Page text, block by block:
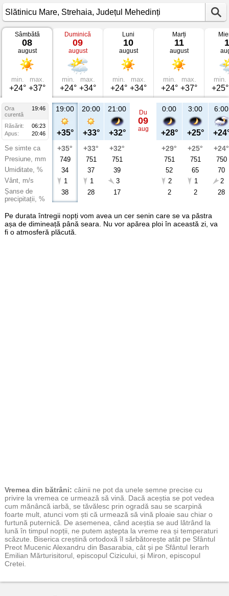
Vremea
Slătinicu
Mare
Strehaia,
Județul
Mehedinți
Sâmbătă
08
august
min.
+24°
max.
+37°
Duminică
09
august
min.
+24°
max.
+34°
Luni
10
august
min.
+24°
max.
+34°
Marți
11
august
min.
+24°
max.
+37°
min.
+25°
Ora
19:46
curentă
Răsărit:
06:23
Apus:
20:46
Se simte ca
Presiune, mm
Umiditate, %
Vânt, m/s
Șanse de
precipitații, %
19:00
+35°
+35°
749
34
1
38
20:00
+33°
+33°
751
37
1
28
21:00
+32°
+32°
751
39
3
17
Du
09
aug
0:00
+28°
+29°
751
52
2
2
3:00
+25°
+25°
751
65
1
2
6:00
+24°
750
70
2
28
Pe durata întregii nopți vom avea un cer senin care se va păstra
așa de dimineață până seara. Nu vor apărea ploi în această zi, va
fi o atmosferă plăcută.
Vremea din bătrâni: câinii ne pot da unele semne precise cu
privire la vremea ce urmează să vină. Dacă aceștia se pot vedea
cum mănâncă iarbă, se tăvălesc prin ogradă sau se scarpină
foarte mult, atunci vom ști că urmează să vină ploaie sau chiar o
furtună puternică. De asemenea, când aceștia se aud lătrând la
lună în timpul nopții, ne putem aștepta la vreme rea și temperaturi
scăzute. Biserica creștină ortodoxă îl sărbătorește atât pe Sfântul
Preot Mucenic Alexandru din Basarabia, cât și pe Sfântul Ierarh
Emilian Mărturisitorul, episcopul Cizicului, și Miron, episcopul
Cretei.